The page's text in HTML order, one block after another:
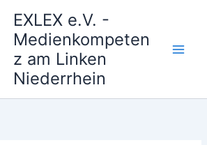
EXLEX e.V. -
Medienkompeten
z am Linken
Niederrhein